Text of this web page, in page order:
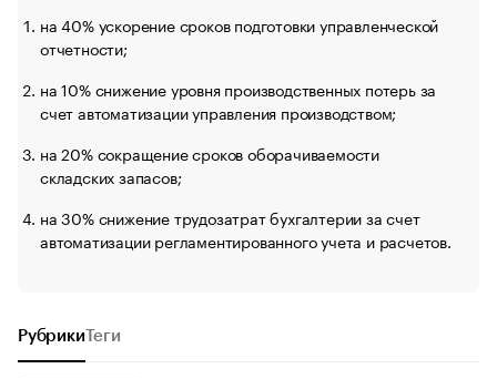
на 40% ускорение сроков подготовки управленческой
отчетности;
на 10% снижение уровня производственных потерь за
счет автоматизации управления производством;
на 20% сокращение сроков оборачиваемости
складских запасов;
на 30% снижение трудозатрат бухгалтерии за счет
автоматизации регламентированного учета и расчетов.
Рубрики Теги